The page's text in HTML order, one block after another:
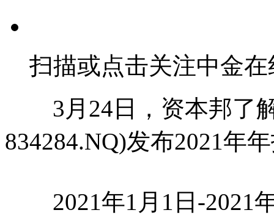
扫描或点击关注中金
3月24日，资本邦了
834284.NQ)发布2021年
2021年1月1日-2021年